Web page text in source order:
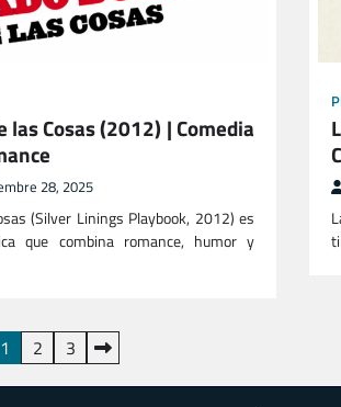
las Cosas (2012) | Comedia
28, 2025
(Silver Linings Playbook, 2012) es
que combina romance, humor y
1 2 3